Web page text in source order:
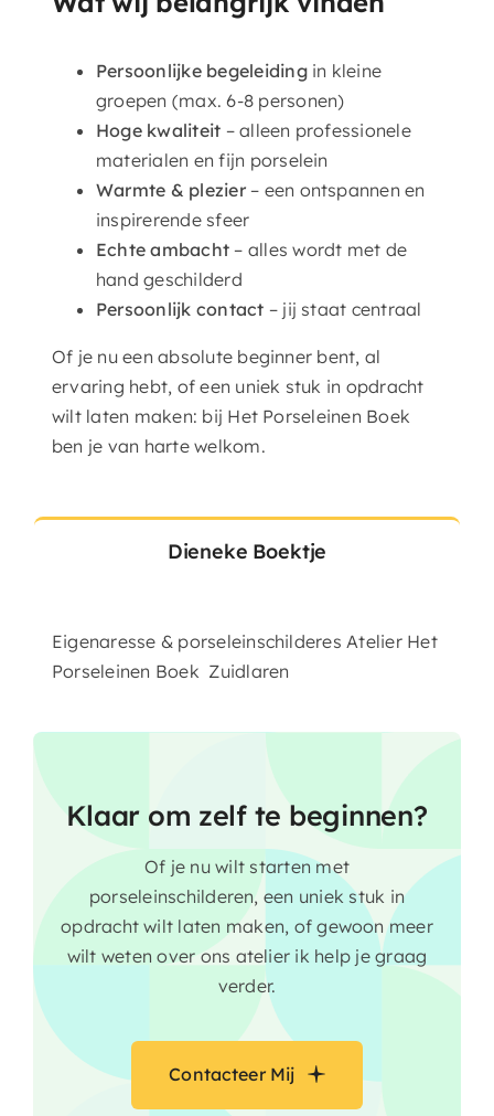
Persoonlijke begeleidingin kleine
groepen (max. 6-8 personen)
Hoge kwaliteit – alleen professionele
materialen en fijn porselein
Warmte & plezier– een ontspannen en
inspirerende sfeer
Echte ambacht – alles wordt met de
hand geschilderd
Persoonlijk contact – jij staat centraal
Of je nu een absolute beginner bent, al
ervaring hebt, of een uniek stuk in opdracht
wilt laten maken: bij Het Porseleinen Boek
ben je van harte welkom.
Dieneke Boektje
Eigenaresse & porseleinschilderes Atelier Het
Porseleinen Boek Zuidlaren
Klaar om zelf te beginnen?
Of je nu wilt starten met
porseleinschilderen, een uniek stuk in
opdracht wilt laten maken, of gewoon meer
wilt weten over ons atelier ik help je graag
verder.
Contacteer Mij